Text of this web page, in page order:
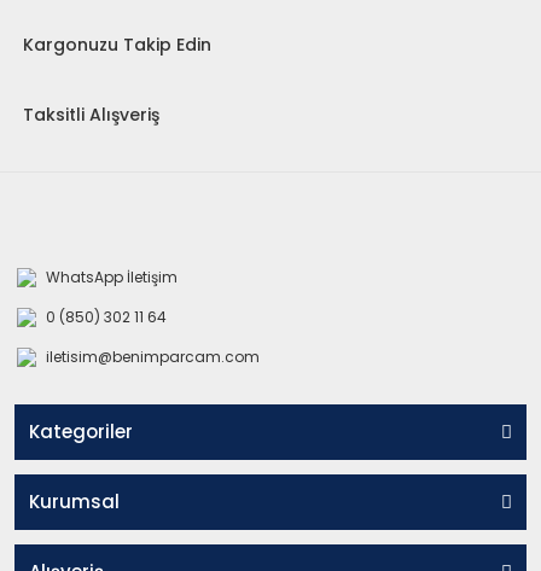
Kargonuzu Takip Edin
Taksitli Alışveriş
WhatsApp İletişim
0 (850) 302 11 64
iletisim@benimparcam.com
Kategoriler
Kurumsal